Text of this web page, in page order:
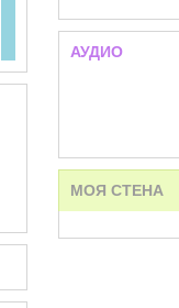
АУДИО
МОЯ СТЕНА